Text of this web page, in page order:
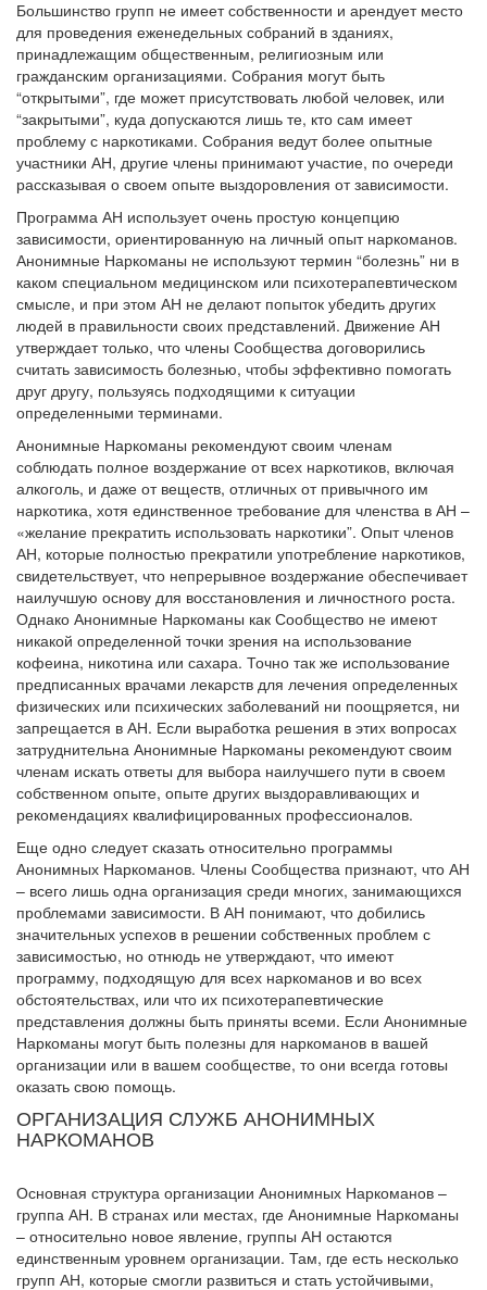
Большинство групп не имеет собственности и арендует место
для проведения еженедельных собраний в зданиях,
принадлежащим общественным, религиозным или
гражданским организациями. Собрания могут быть
“открытыми”, где может присутствовать любой человек, или
“закрытыми”, куда допускаются лишь те, кто сам имеет
проблему с наркотиками. Собрания ведут более опытные
участники АН, другие члены принимают участие, по очереди
рассказывая о своем опыте выздоровления от зависимости.
Программа АН использует очень простую концепцию
зависимости, ориентированную на личный опыт наркоманов.
Анонимные Наркоманы не используют термин “болезнь” ни в
каком специальном медицинском или психотерапевтическом
смысле, и при этом АН не делают попыток убедить других
людей в правильности своих представлений. Движение АН
утверждает только, что члены Сообщества договорились
считать зависимость болезнью, чтобы эффективно помогать
друг другу, пользуясь подходящими к ситуации
определенными терминами.
Анонимные Наркоманы рекомендуют своим членам
соблюдать полное воздержание от всех наркотиков, включая
алкоголь, и даже от веществ, отличных от привычного им
наркотика, хотя единственное требование для членства в АН –
«желание прекратить использовать наркотики”. Опыт членов
АН, которые полностью прекратили употребление наркотиков,
свидетельствует, что непрерывное воздержание обеспечивает
наилучшую основу для восстановления и личностного роста.
Однако Анонимные Наркоманы как Сообщество не имеют
никакой определенной точки зрения на использование
кофеина, никотина или сахара. Точно так же использование
предписанных врачами лекарств для лечения определенных
физических или психических заболеваний ни поощряется, ни
запрещается в АН. Если выработка решения в этих вопросах
затруднительна Анонимные Наркоманы рекомендуют своим
членам искать ответы для выбора наилучшего пути в своем
собственном опыте, опыте других выздоравливающих и
рекомендациях квалифицированных профессионалов.
Еще одно следует сказать относительно программы
Анонимных Наркоманов. Члены Сообщества признают, что АН
– всего лишь одна организация среди многих, занимающихся
проблемами зависимости. В АН понимают, что добились
значительных успехов в решении собственных проблем с
зависимостью, но отнюдь не утверждают, что имеют
программу, подходящую для всех наркоманов и во всех
обстоятельствах, или что их психотерапевтические
представления должны быть приняты всеми. Если Анонимные
Наркоманы могут быть полезны для наркоманов в вашей
организации или в вашем сообществе, то они всегда готовы
оказать свою помощь.
ОРГАНИЗАЦИЯ СЛУЖБ АНОНИМНЫХ
НАРКОМАНОВ
Основная структура организации Анонимных Наркоманов –
группа АН. В странах или местах, где Анонимные Наркоманы
– относительно новое явление, группы АН остаются
единственным уровнем организации. Там, где есть несколько
групп АН, которые смогли развиться и стать устойчивыми,